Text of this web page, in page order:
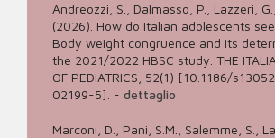
Andreozzi, S., Dalmasso, P., Lazzeri,
(2026). How do Italian adolescents
Body weight congruence and its
the 2021/2022 HBSC study. THE
OF PEDIATRICS, 52(1) [10.1186/
02199-5]. - dettaglio
Marconi, D., Pani, S.M., Salemme, S.,